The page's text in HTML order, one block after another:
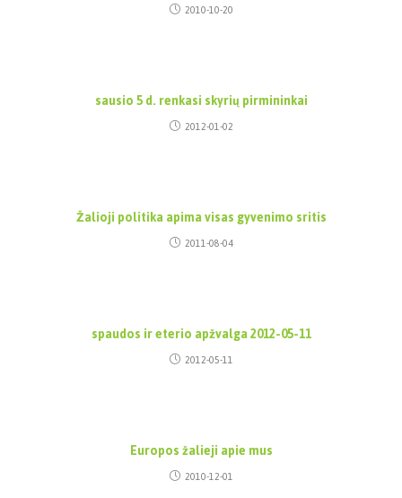
2010-10-20
sausio 5 d. renkasi skyrių pirmininkai
2012-01-02
Žalioji politika apima visas gyvenimo sritis
2011-08-04
spaudos ir eterio apžvalga 2012-05-11
2012-05-11
Europos žalieji apie mus
2010-12-01